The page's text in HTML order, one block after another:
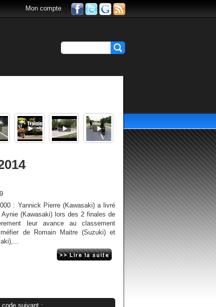
Mon compte
: Yannick Pierre (Kawasaki) a livré
(Kawasaki) lors des 2 finales de
leur avance au classement
de Romain Maitre (Suzuki) et
code suivant :